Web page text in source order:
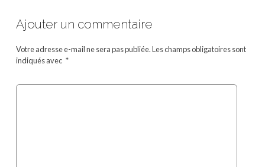
Ajouter un commentaire
Votre adresse e-mail ne sera pas publiée.Les champs obligatoires sont
indiqués avec *